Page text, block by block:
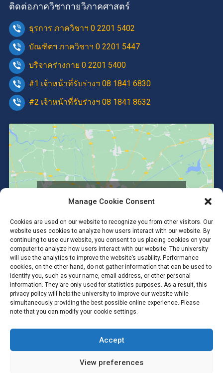
Manage Cookie Consent
Cookies are used on our website to recognize you from other visitors. Our
website uses cookies to analyze how users interact with our website. By
continuing to use our website, you consent to us placing cookies on your
computer to analyze how users interact with our website. The university
will use the analytics to improve the website’s usability. Performance
cookies, on the other hand, do not gather information that can be used to
identify you, such as your name, email address, or other personal
information. They are only used for statistics purposes. As a result, this
privacy policy will help the university to improve our website while
simultaneously providing the best possible online experience. Please
note that you can modify your cookie settings.
Accept
View preferences
ติดต่อภาควิชากายวิภาคศาสตร์
ธุรการ ภาควิชาฯ 0 2201 5402
บัณฑิตฯ ภาควิชาฯ 0 2201 5447
บริจาคร่างกาย 0 2201 5400
#1 เจ้าหน้าที่รับร่างฯ 08 1841 6830
#2 เจ้าหน้าที่รับร่างฯ 08 1841 8632
enable this content
Copyright © 2026 #Anatomy SC Mahidol #Anatomy MUSC
#Department of Anatomy, Faculty of Science, Mahidol University.
All Rights Reserved.